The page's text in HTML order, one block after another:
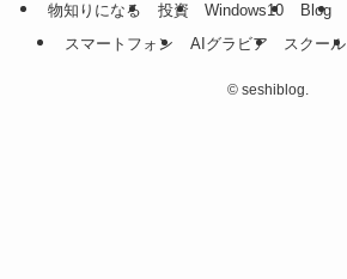
物知りになる 投資 Windows10 Blog
スマートフォン
AIグラビア スクール
© seshiblog.